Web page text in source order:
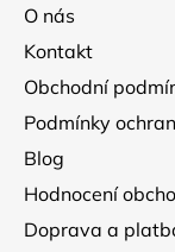
O nás
Kontakt
Obchodní
Podmínky
Blog
Hodnocení
Doprava a